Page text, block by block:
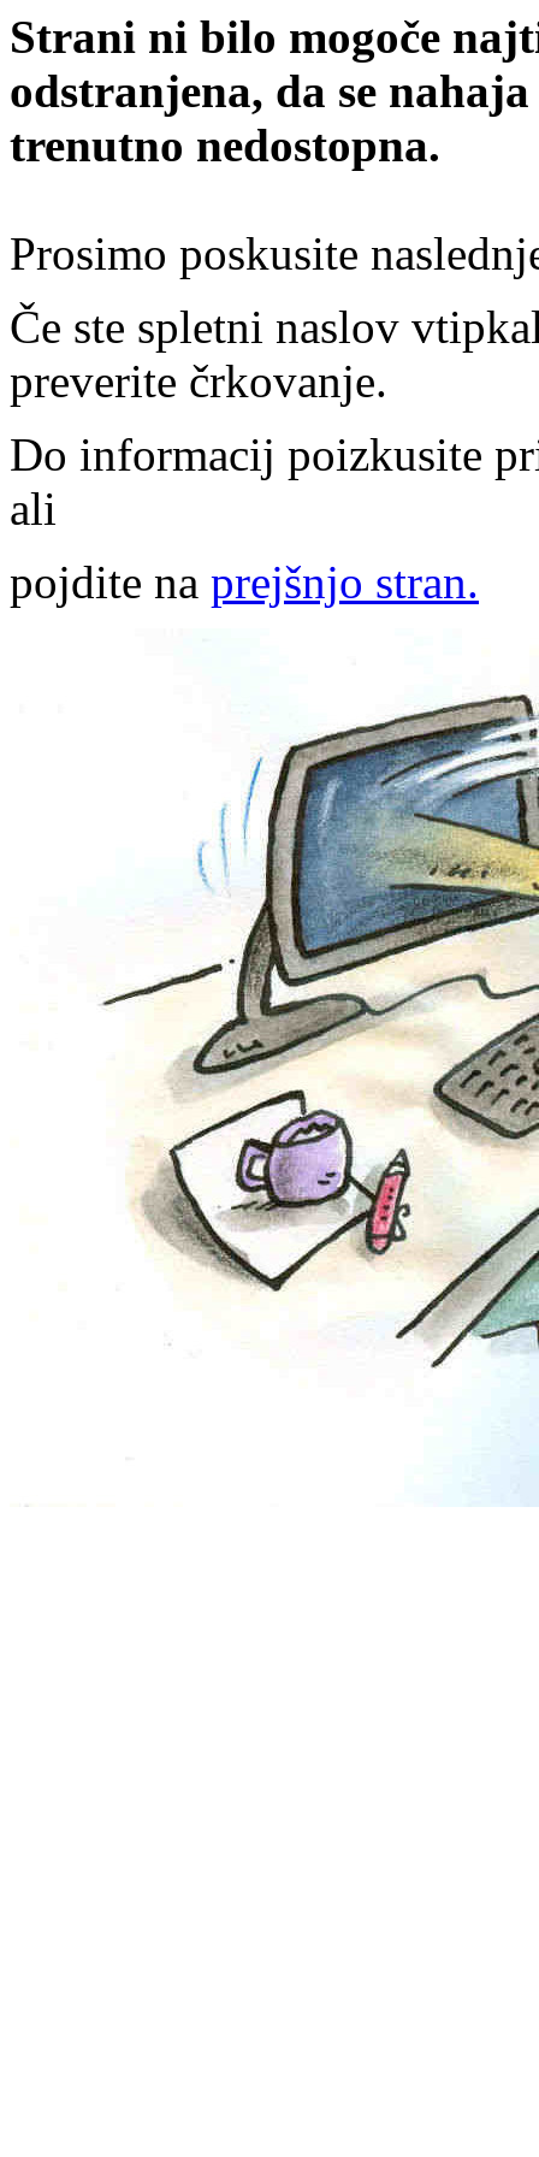
Strani ni bilo mogoče
odstranjena, da se
trenutno nedostopna.
Prosimo poskusite
Če ste spletni naslov
preverite črkovanje.
Do informacij poizkusite
ali
pojdite na prejšnjo stran.